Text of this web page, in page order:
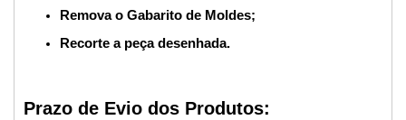
Remova o Gabarito de Moldes;
Recorte a peça desenhada.
Prazo de Evio dos Produtos: